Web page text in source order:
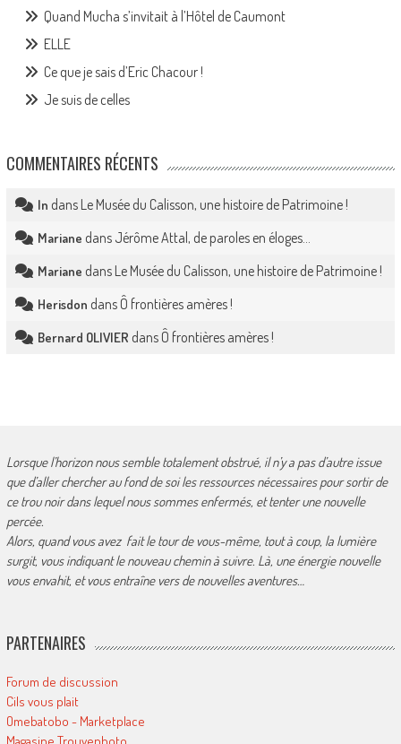
Quand Mucha s’invitait à l’Hôtel de Caumont
ELLE
Ce que je sais d’Eric Chacour !
Je suis de celles
COMMENTAIRES RÉCENTS
In dans Le Musée du Calisson, une histoire de Patrimoine !
Mariane dans Jérôme Attal, de paroles en éloges…
Mariane dans Le Musée du Calisson, une histoire de Patrimoine !
Herisdon dans Ô frontières amères !
Bernard OLIVIER dans Ô frontières amères !
Lorsque l’horizon nous semble totalement obstrué, il n’y a pas d’autre issue
que d’aller chercher au fond de soi les ressources nécessaires pour sortir de
ce trou noir dans lequel nous sommes enfermés, et tenter une nouvelle
percée.
Alors, quand vous avez fait le tour de vous-même, tout à coup, la lumière
surgit, vous indiquant le nouveau chemin à suivre. Là, une énergie nouvelle
vous envahit, et vous entraîne vers de nouvelles aventures…
PARTENAIRES
Forum de discussion
Cils vous plait
Omebatobo - Marketplace